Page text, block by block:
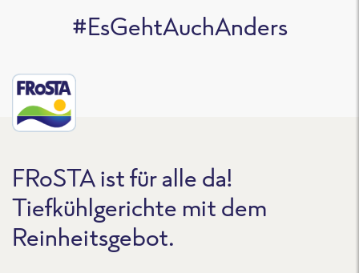
#EsGehtAuchAnders
FRoSTA ist für alle da!
Tiefkühlgerichte mit dem
Reinheitsgebot.